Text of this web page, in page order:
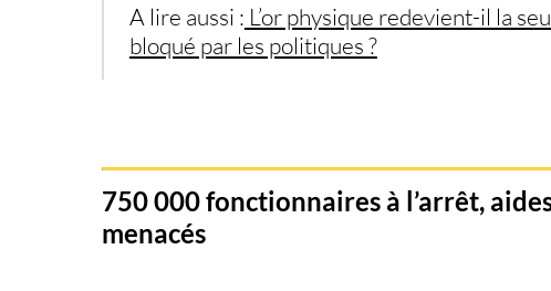
A lire aussi : L’or physique redevient-il la
bloqué par les politiques ?
750 000 fonctionnaires à l’arrêt,
menacés